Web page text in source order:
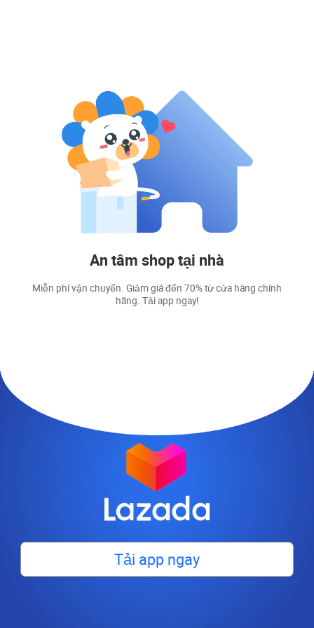
An tâm shop tại nhà
Miễn phí vận chuyển. Giảm giá đến 70% từ cửa hàng chính
hãng. Tải app ngay!
Tải app ngay